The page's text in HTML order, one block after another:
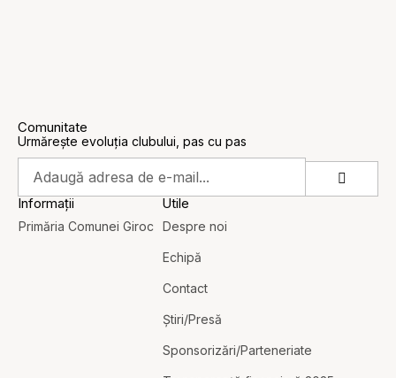
Comunitate
Urmărește evoluția clubului, pas cu pas
Informații
Primăria Comunei Giroc
Utile
Despre noi
Echipă
Contact
Știri/Presă
Sponsorizări/Parteneriate